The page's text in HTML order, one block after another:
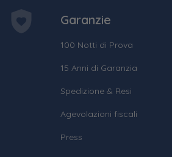
Garanzie
100 Notti di Prova
15 Anni di Garanzia
Spedizione & Resi
Agevolazioni fiscali
Press